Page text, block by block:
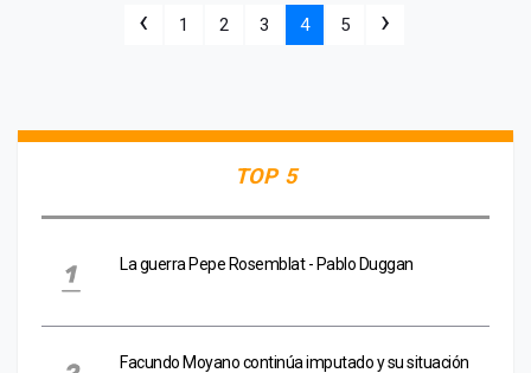
‹ 1 2 3 4 5 ›
TOP 5
La guerra Pepe Rosemblat - Pablo Duggan
Facundo Moyano continúa imputado y su situación